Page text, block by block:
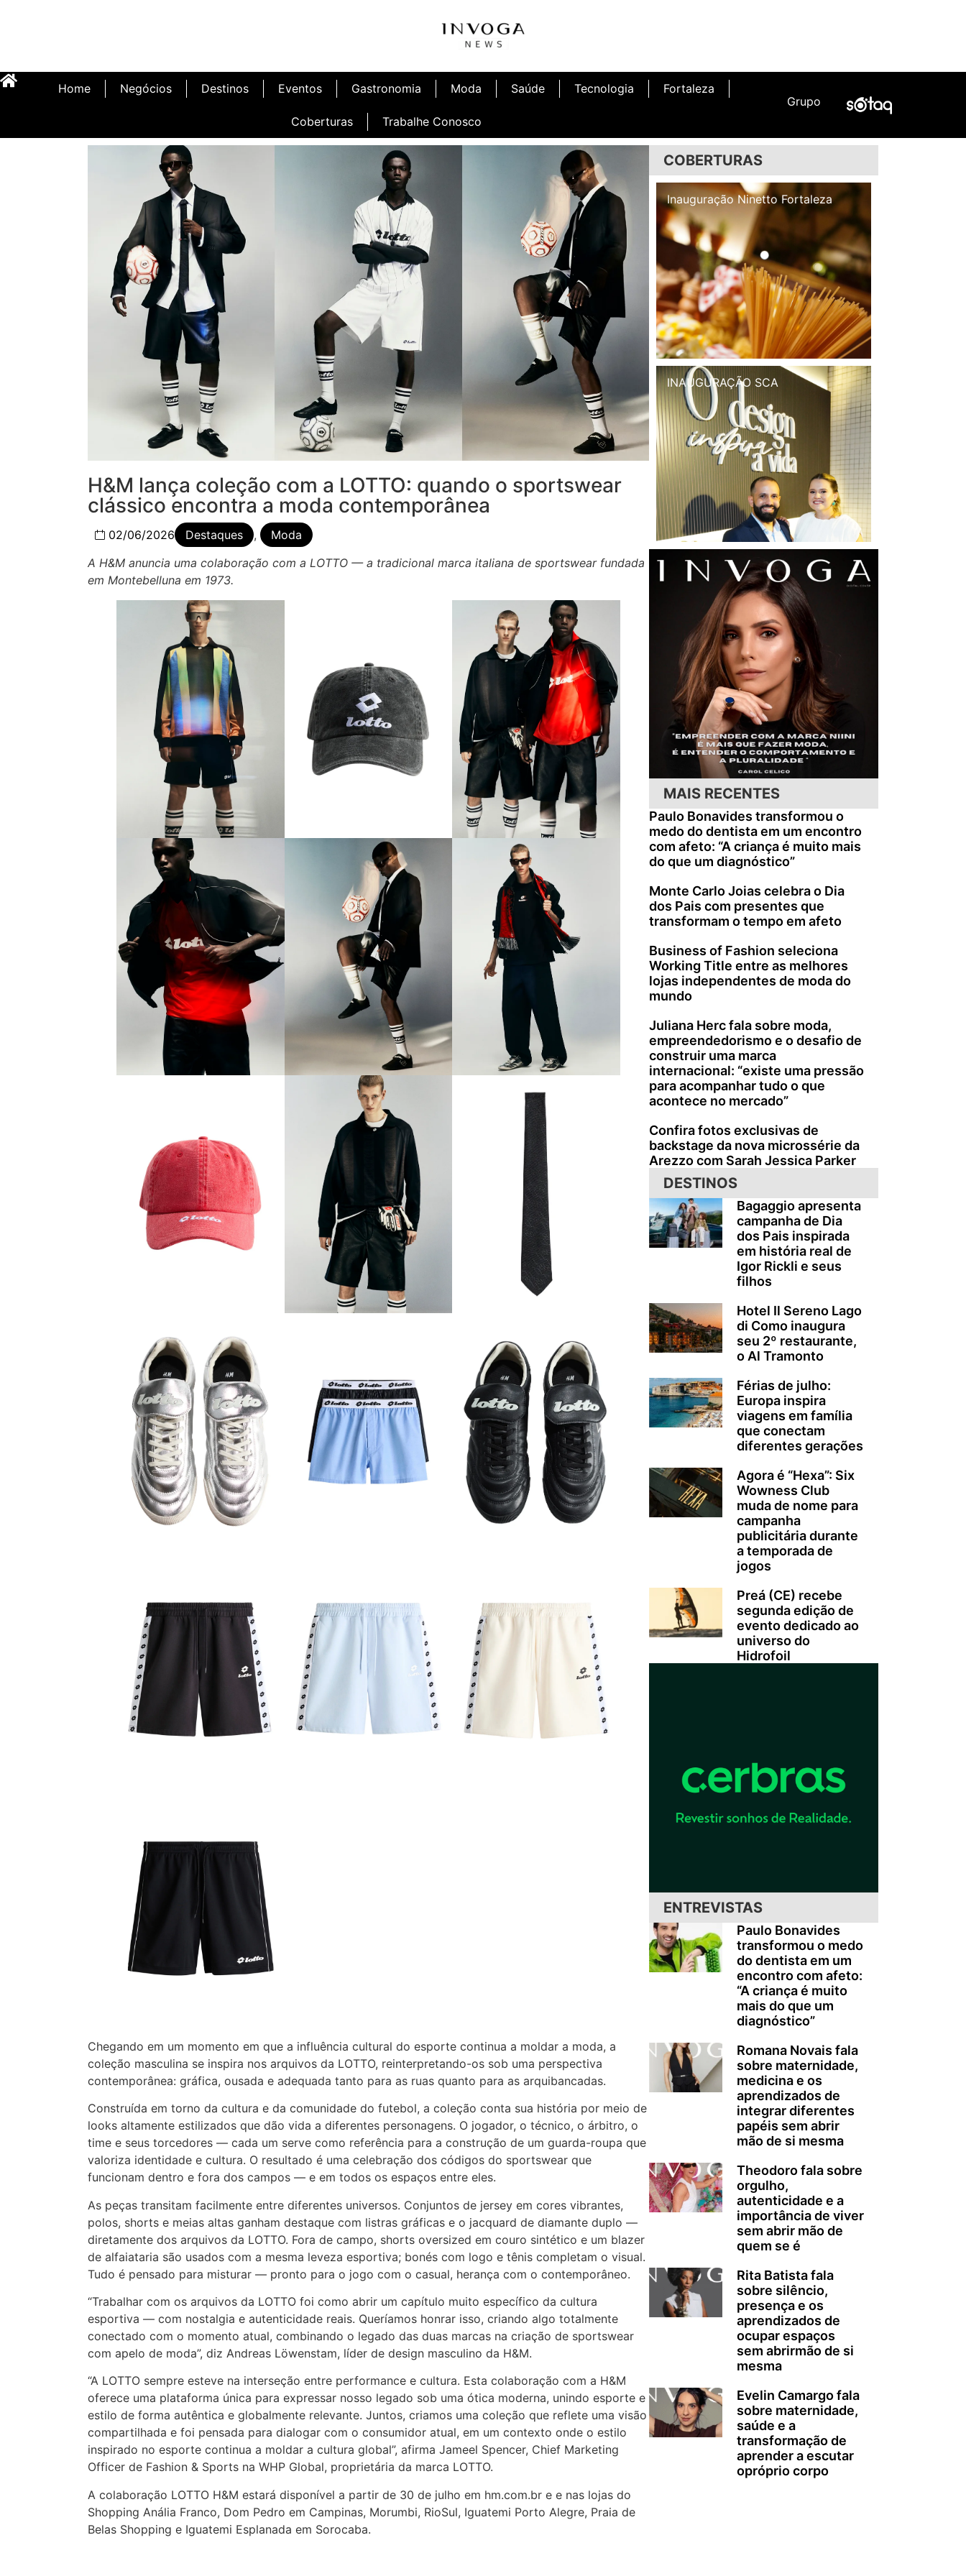
Home Negócios Destinos Eventos Gastronomia Moda Saúde Tecnologia Fortaleza
Coberturas Trabalhe Conosco
Grupo
H&M lança coleção com a LOTTO: quando o sportswear
clássico encontra a moda contemporânea
02/06/2026 Destaques ,
Moda
A H&M anuncia uma colaboração com a LOTTO — a tradicional marca italiana de sportswear fundada
em Montebelluna em 1973.
Chegando em um momento em que a influência cultural do esporte continua a moldar a moda, a
coleção masculina se inspira nos arquivos da LOTTO, reinterpretando-os sob uma perspectiva
contemporânea: gráfica, ousada e adequada tanto para as ruas quanto para as arquibancadas.
Construída em torno da cultura e da comunidade do futebol, a coleção conta sua história por meio de
looks altamente estilizados que dão vida a diferentes personagens. O jogador, o técnico, o árbitro, o
time e seus torcedores — cada um serve como referência para a construção de um guarda-roupa que
valoriza identidade e cultura. O resultado é uma celebração dos códigos do sportswear que
funcionam dentro e fora dos campos — e em todos os espaços entre eles.
As peças transitam facilmente entre diferentes universos. Conjuntos de jersey em cores vibrantes,
polos, shorts e meias altas ganham destaque com listras gráficas e o jacquard de diamante duplo —
diretamente dos arquivos da LOTTO. Fora de campo, shorts oversized em couro sintético e um blazer
de alfaiataria são usados com a mesma leveza esportiva; bonés com logo e tênis completam o visual.
Tudo é pensado para misturar — pronto para o jogo com o casual, herança com o contemporâneo.
“Trabalhar com os arquivos da LOTTO foi como abrir um capítulo muito específico da cultura
esportiva — com nostalgia e autenticidade reais. Queríamos honrar isso, criando algo totalmente
conectado com o momento atual, combinando o legado das duas marcas na criação de sportswear
com apelo de moda”, diz Andreas Löwenstam, líder de design masculino da H&M.
“A LOTTO sempre esteve na interseção entre performance e cultura. Esta colaboração com a H&M
oferece uma plataforma única para expressar nosso legado sob uma ótica moderna, unindo esporte e
estilo de forma autêntica e globalmente relevante. Juntos, criamos uma coleção que reflete uma visão
compartilhada e foi pensada para dialogar com o consumidor atual, em um contexto onde o estilo
inspirado no esporte continua a moldar a cultura global”, afirma Jameel Spencer, Chief Marketing
Officer de Fashion & Sports na WHP Global, proprietária da marca LOTTO.
A colaboração LOTTO H&M estará disponível a partir de 30 de julho em hm.com.br e e nas lojas do
Shopping Anália Franco, Dom Pedro em Campinas, Morumbi, RioSul, Iguatemi Porto Alegre, Praia de
Belas Shopping e Iguatemi Esplanada em Sorocaba.
COBERTURAS
Inauguração Illa Café Inauguração Ninetto Fortaleza Inauguração Illa Café
INAUGURAÇÃO SCA
MAIS RECENTES
Paulo Bonavides transformou o
medo do dentista em um encontro
com afeto: “A criança é muito mais
do que um diagnóstico”
Monte Carlo Joias celebra o Dia
dos Pais com presentes que
transformam o tempo em afeto
Business of Fashion seleciona
Working Title entre as melhores
lojas independentes de moda do
mundo
Juliana Herc fala sobre moda,
empreendedorismo e o desafio de
construir uma marca
internacional: “existe uma pressão
para acompanhar tudo o que
acontece no mercado”
Confira fotos exclusivas de
backstage da nova microssérie da
Arezzo com Sarah Jessica Parker
DESTINOS
Bagaggio apresenta
campanha de Dia
dos Pais inspirada
em história real de
Igor Rickli e seus
filhos
Hotel Il Sereno Lago
di Como inaugura
seu 2º restaurante,
o Al Tramonto
Férias de julho:
Europa inspira
viagens em família
que conectam
diferentes gerações
Agora é “Hexa”: Six
Wowness Club
muda de nome para
campanha
publicitária durante
a temporada de
jogos
Preá (CE) recebe
segunda edição de
evento dedicado ao
universo do
Hidrofoil
ENTREVISTAS
Paulo Bonavides
transformou o medo
do dentista em um
encontro com afeto:
“A criança é muito
mais do que um
diagnóstico”
Romana Novais fala
sobre maternidade,
medicina e os
aprendizados de
integrar diferentes
papéis sem abrir
mão de si mesma
Theodoro fala sobre
orgulho,
autenticidade e a
importância de viver
sem abrir mão de
quem se é
Rita Batista fala
sobre silêncio,
presença e os
aprendizados de
ocupar espaços
sem abrirmão de si
mesma
Evelin Camargo fala
sobre maternidade,
saúde e a
transformação de
aprender a escutar
opróprio corpo